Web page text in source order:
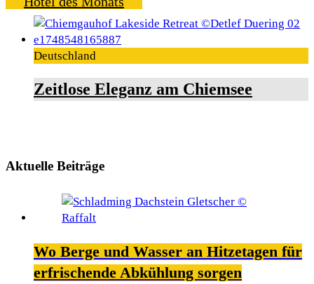
Deutschland
Zeitlose Eleganz am Chiemsee
Aktuelle Beiträge
Wo Berge und Wasser an Hitzetagen für
erfrischende Abkühlung sorgen